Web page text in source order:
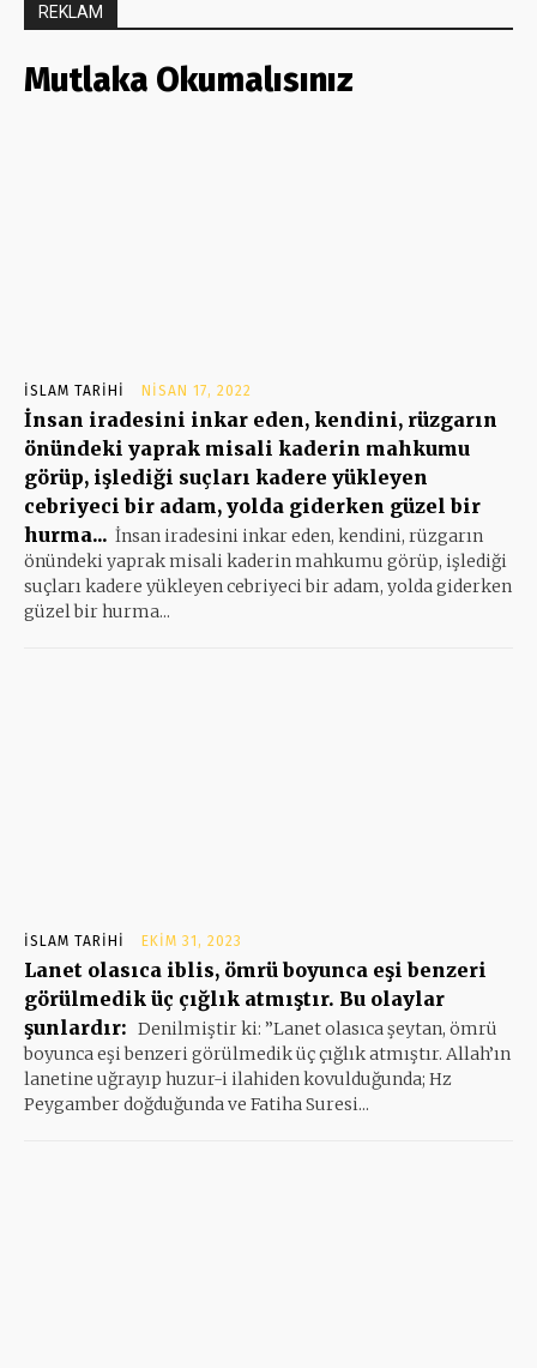
REKLAM
Mutlaka Okumalısınız
İSLAM TARIHI NISAN 17, 2022
İnsan iradesini inkar eden, kendini, rüzgarın
önündeki yaprak misali kaderin mahkumu
görüp, işlediği suçları kadere yükleyen
cebriyeci bir adam, yolda giderken güzel bir
hurma... İnsan iradesini inkar eden, kendini, rüzgarın
önündeki yaprak misali kaderin mahkumu görüp, işlediği
suçları kadere yükleyen cebriyeci bir adam, yolda giderken
güzel bir hurma...
İSLAM TARIHI EKIM 31, 2023
Lanet olasıca iblis, ömrü boyunca eşi benzeri
görülmedik üç çığlık atmıştır. Bu olaylar
şunlardır: Denilmiştir ki: ”Lanet olasıca şeytan, ömrü
boyunca eşi benzeri görülmedik üç çığlık atmıştır. Allah’ın
lanetine uğrayıp huzur-i ilahiden kovulduğunda; Hz
Peygamber doğduğunda ve Fatiha Suresi...